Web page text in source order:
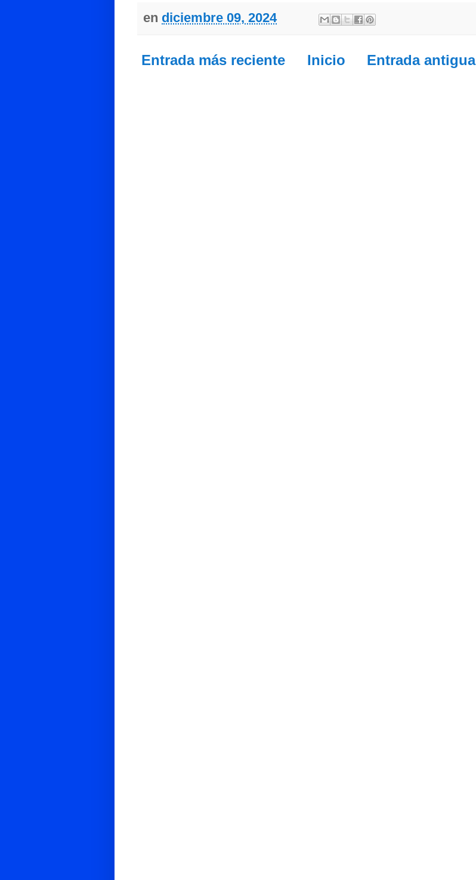
en diciembre 09, 2024
Entrada más reciente Entrada antigua
Inicio